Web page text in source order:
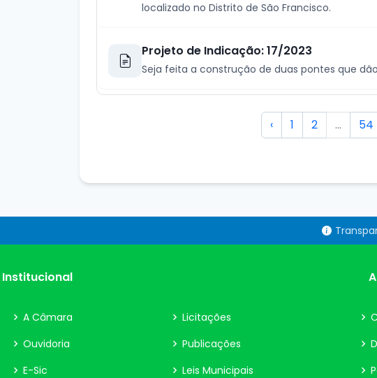
localizado no Distrito de São Francisco.
Projeto de Indicação: 17/2023
Seja feita a construção de duas pontes que
‹ 1 2 ... 54
Institucional
A Câmara
Ouvidoria
E-Sic
Licitações
Publicações
Leis Municipais